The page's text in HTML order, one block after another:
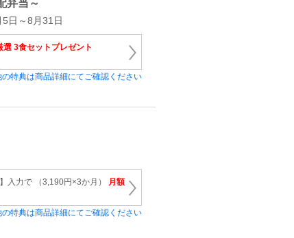
弁当～
日～8月31日
選 3食セットプレゼント
の特典は商品詳細にてご確認ください
入力で （3,190円×3か月） 月額
の特典は商品詳細にてご確認ください